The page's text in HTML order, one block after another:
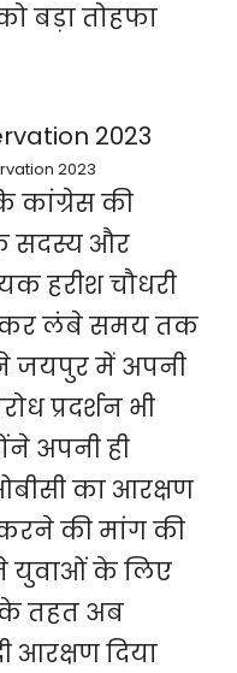
बड़ा तोहफा
2023
कांग्रेस की
सदस्य और
हरीश चौधरी
लंबे समय तक
जयपुर में अपनी
प्रदर्शन भी
अपनी ही
का आरक्षण
की मांग की
युवाओं के लिए
तहत अब
आरक्षण दिया